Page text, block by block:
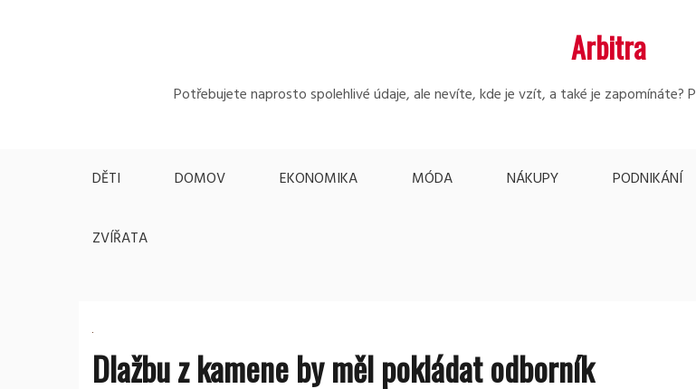
Arbitra
Potřebujete naprosto spolehlivé údaje, ale nevíte, kde je vzít, a také je zapomínáte?
DĚTI DOMOV EKONOMIKA MÓDA NÁKUPY PODNIKÁNÍ
ZVÍŘATA
Dlažbu z kamene by měl pokládat odborník